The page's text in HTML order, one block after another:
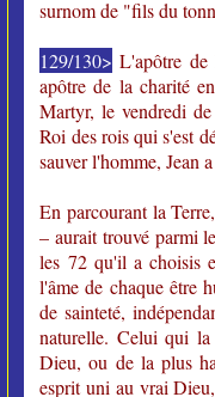
surnom de "fils du
129/130> L'apôtre de
apôtre de la charité
Martyr, le vendredi
Roi des rois qui s'est
sauver l'homme, Jean
En parcourant la
– aurait trouvé parmi
les 72 qu'il a choisis
l'âme de chaque être
de sainteté,
naturelle. Celui qui la
Dieu, ou de la plus
esprit uni au vrai